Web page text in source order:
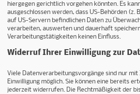
hiergegen gerichtlich vorgehen könnten. Es
ausgeschlossen werden, dass US-Behörden (z.
auf US-Servern befindlichen Daten zu
verarbeiten, auswerten und dauerhaft
Verarbeitungstätigkeiten keinen Einfluss.
Widerruf Ihrer Einwilligung zur
Viele Datenverarbeitungsvorgänge sind nur
Einwilligung möglich. Sie können eine bereits
jederzeit widerrufen. Die Rechtmäßigkeit der